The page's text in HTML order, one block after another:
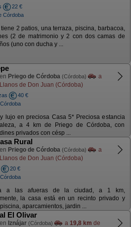
22 €
Córdoba
2 patios, una terraza, piscina, barbacoa,
(2 de matrimonio y 2 con dos camas de
(uno con ducha y ...
Priego de Córdoba (Córdoba)
a
de Don Juan (Córdoba)
40 €
lujo en preciosa Casa 5* Preciosa estancia
a 4 km de Priego de Córdoba, con
privados con césp ...
Rural
Priego de Córdoba (Córdoba)
a
de Don Juan (Córdoba)
20 €
a las afueras de la ciudad, a 1 km,
la casa está en un recinto privado y
aparcamientos, jardin ...
El Olivar
Iznájar (Córdoba) a 19,8 km de